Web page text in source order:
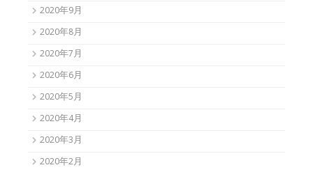
2020年9月
2020年8月
2020年7月
2020年6月
2020年5月
2020年4月
2020年3月
2020年2月